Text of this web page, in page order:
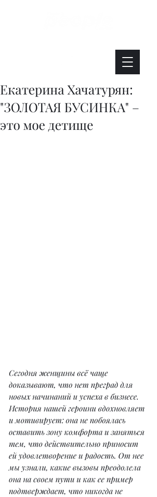
Екатерина Хачатурян:
"ЗОЛОТАЯ БУСИНКА" –
это мое детище
Сегодня женщины всё чаще
доказывают, что нет преград для
новых начинаний и успеха в бизнесе.
История нашей героини вдохновляет
и мотивирует: она не побоялась
оставить зону комфорта и заняться
тем, что действительно приносит
ей удовлетворение и радость. От нее
мы узнали, какие вызовы преодолела
она на своем пути и как ее пример
подтверждает, что никогда не